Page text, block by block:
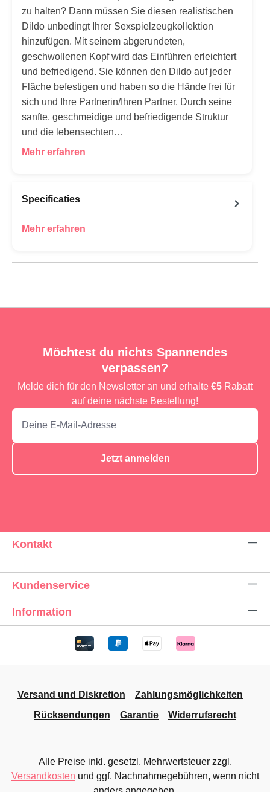
zu halten? Dann müssen Sie diesen realistischen
Dildo unbedingt Ihrer Sexspielzeugkollektion
hinzufügen. Mit seinem abgerundeten,
geschwollenen Kopf wird das Einführen erleichtert
und befriedigend. Sie können den Dildo auf jeder
Fläche befestigen und haben so die Hände frei für
sich und Ihre Partnerin/Ihren Partner. Durch seine
sanfte, geschmeidige und befriedigende Struktur
und die lebensechten…
Mehr erfahren
Specificaties
Mehr erfahren
Möchtest du nichts Spannendes
verpassen?
Melde dich für den Newsletter an und erhalte €5 Rabatt
auf deine nächste Bestellung!
Jetzt anmelden
Kontakt
Kundenservice
Information
Versand und Diskretion
Zahlungsmöglichkeiten
Rücksendungen
Garantie Widerrufsrecht
Alle Preise inkl. gesetzl. Mehrwertsteuer zzgl.
Versandkosten und ggf. Nachnahmegebühren, wenn nicht